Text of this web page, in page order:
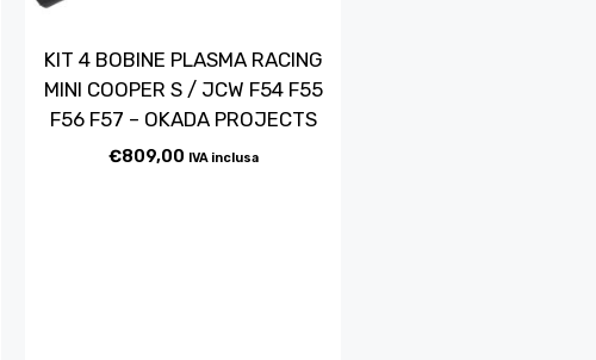
KIT 4 BOBINE PLASMA RACING
MINI COOPER S / JCW F54 F55
F56 F57 – OKADA PROJECTS
€809,00 IVA inclusa